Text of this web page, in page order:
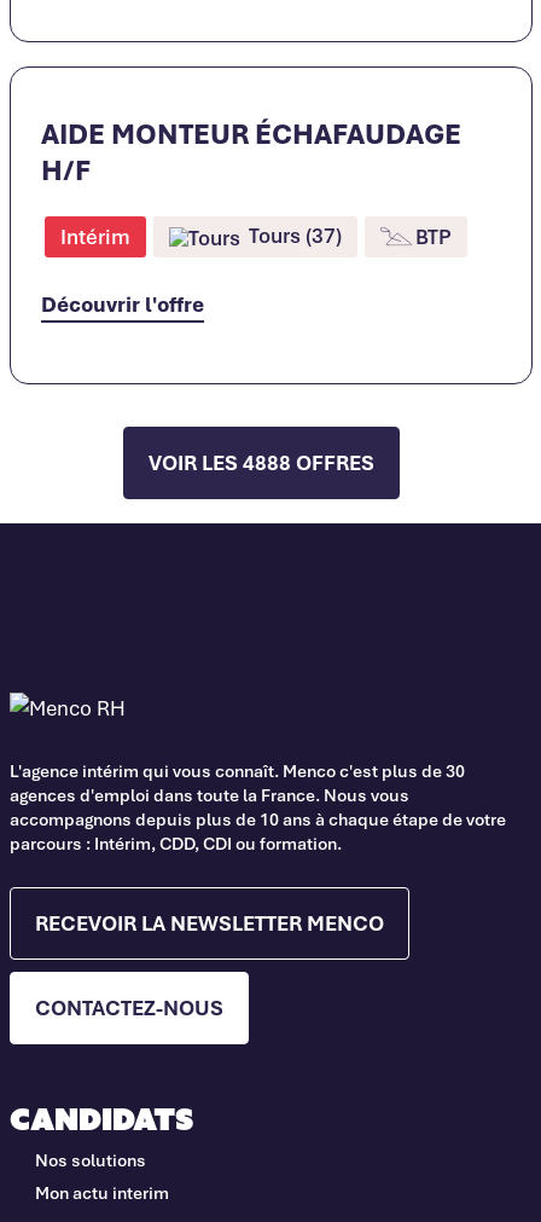
AIDE MONTEUR ÉCHAFAUDAGE
H/F
Intérim Tours (37) BTP
Découvrir l'offre
VOIR LES 4888 OFFRES
L'agence intérim qui vous connaît. Menco c'est plus de 30
agences d'emploi dans toute la France. Nous vous
accompagnons depuis plus de 10 ans à chaque étape de votre
parcours : Intérim, CDD, CDI ou formation.
RECEVOIR LA NEWSLETTER MENCO
CONTACTEZ-NOUS
Candidats
Nos solutions
Mon actu interim